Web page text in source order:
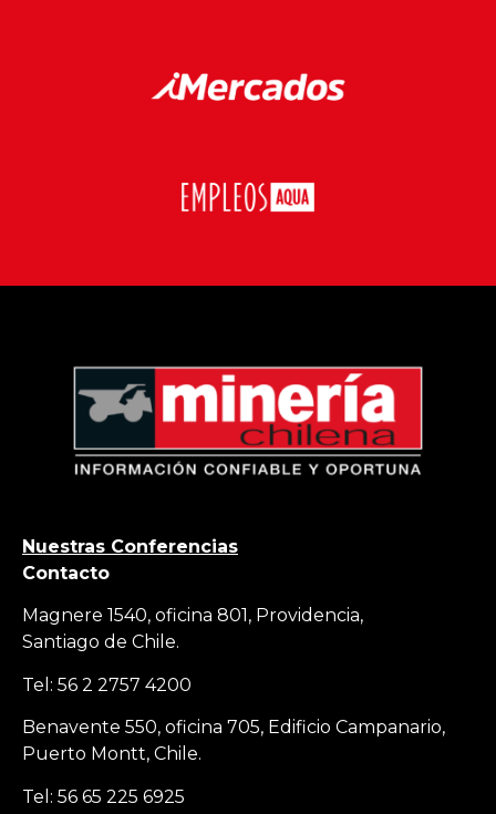
Nuestras Conferencias
Contacto
Magnere 1540, oficina 801, Providencia,
Santiago de Chile.
Tel: 56 2 2757 4200
Benavente 550, oficina 705, Edificio Campanario,
Puerto Montt, Chile.
Tel: 56 65 225 6925